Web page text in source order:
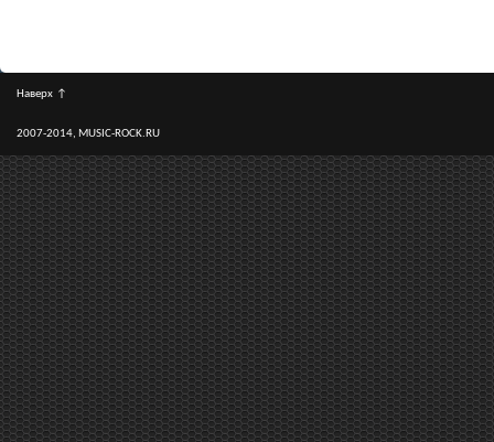
Наверх ↑
2007-2014, MUSIC-ROCK.RU